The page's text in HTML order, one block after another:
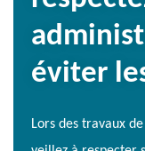
éviter
Lors des travaux